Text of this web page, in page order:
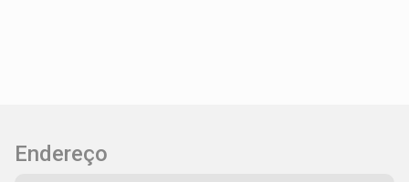
suas necessidades comerciais, seja para
Endereço